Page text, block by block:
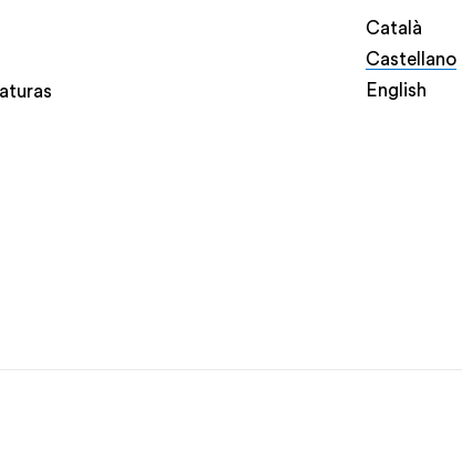
Català
Castellano
English